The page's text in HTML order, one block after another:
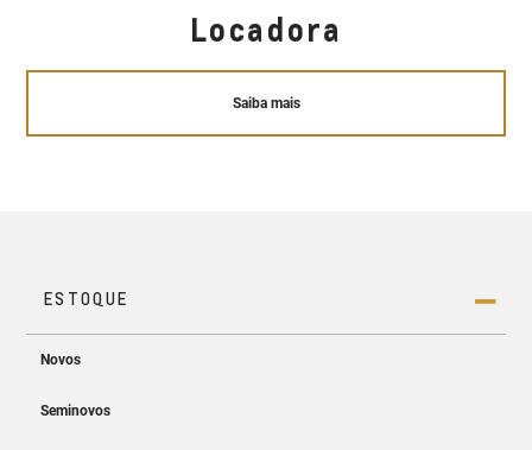
Locadora
Saiba mais